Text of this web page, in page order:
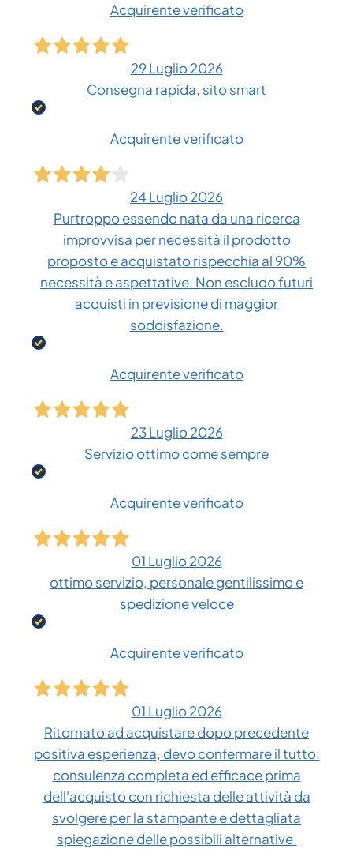
Acquirente verificato
29 Luglio 2026
Consegna rapida, sito smart
Acquirente verificato
24 Luglio 2026
Purtroppo essendo nata da una ricerca
improvvisa per necessità il prodotto
proposto e acquistato rispecchia al 90%
necessità e aspettative. Non escludo futuri
acquisti in previsione di maggior
soddisfazione.
Acquirente verificato
23 Luglio 2026
Servizio ottimo come sempre
Acquirente verificato
01 Luglio 2026
ottimo servizio, personale gentilissimo e
spedizione veloce
Acquirente verificato
01 Luglio 2026
Ritornato ad acquistare dopo precedente
positiva esperienza, devo confermare il tutto:
consulenza completa ed efficace prima
dell'acquisto con richiesta delle attività da
svolgere per la stampante e dettagliata
spiegazione delle possibili alternative.